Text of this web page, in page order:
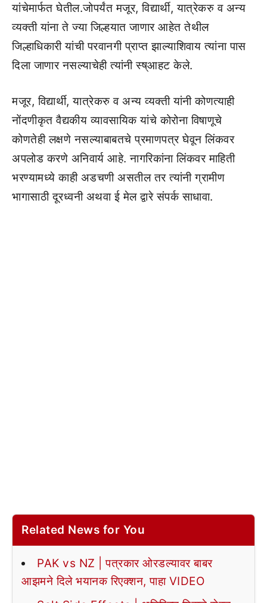
यांचेमार्फत घेतील.जोपर्यंत मजूर, विद्यार्थी, यात्रेकरु व अन्य
व्यक्ती यांना ते ज्या जिल्हयात जाणार आहेत तेथील
जिल्हाधिकारी यांची परवानगी प्राप्त झाल्याशिवाय त्यांना पास
दिला जाणार नसल्याचेही त्यांनी स्ष्आहट केले.
मजूर, विद्यार्थी, यात्रेकरु व अन्य व्यक्ती यांनी कोणत्याही
नोंदणीकृत वैद्यकीय व्यावसायिक यांचे कोरोना विषाणूचे
कोणतेही लक्षणे नसल्याबाबतचे प्रमाणपत्र घेवून लिंकवर
अपलोड करणे अनिवार्य आहे. नागरिकांना लिंकवर माहिती
भरण्यामध्ये काही अडचणी असतील तर त्यांनी ग्रामीण
भागासाठी दूरध्वनी अथवा ई मेल द्वारे संपर्क साधावा.
Related News for You
PAK vs NZ | पत्रकार ओरडल्यावर बाबर
आझमने दिले भयानक रिएक्शन, पाहा VIDEO